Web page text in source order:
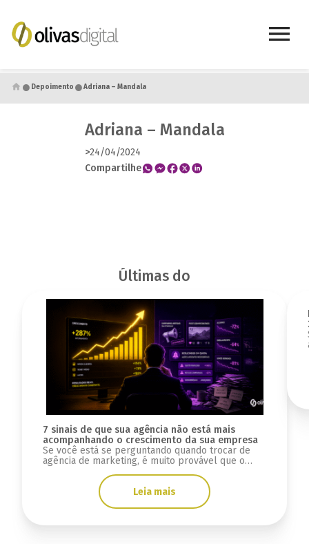
● Depoimento ●Adriana – Mandala
Adriana – Mandala
>24/04/2024
Compartilhe
Últimas do
7 sinais de que sua agência não está mais
acompanhando o crescimento da sua empresa
Se você está se perguntando quando trocar de
agência de marketing, é muito provável que o
Normalmente, essa sensação aparece aos poucos.
Primeiro vem a impressão de que o marketing
perdeu velocidade. Depois, as reuniões começam
a parecer repetitivas, os relatórios deixam de
trazer clareza e o crescimento já não […]
Leia mais